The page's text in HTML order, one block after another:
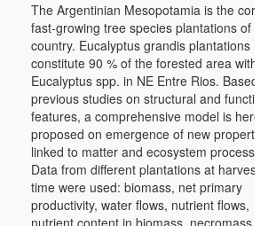
The Argentinian Mesopotamia is the core
fast-growing tree species plantations of
country. Eucalyptus grandis plantations
constitute 90 % of the forested area with
Eucalyptus spp. in NE Entre Rios. Based
previous studies on structural and
features, a comprehensive model is here
proposed on emergence of new
linked to matter and ecosystem
Data from different plantations at harvest
time were used: biomass, net primary
productivity, water flows, nutrient flows,
nutrient content in biomass, necromass